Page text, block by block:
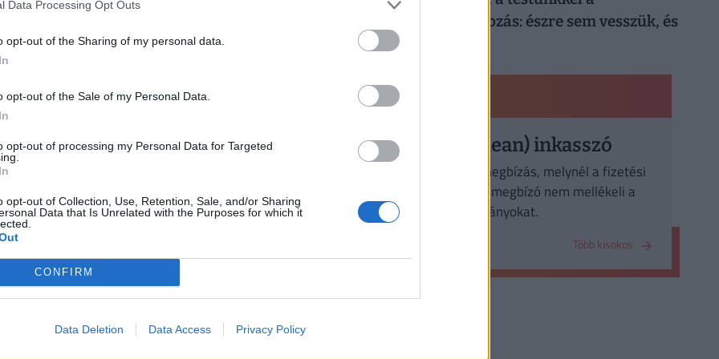
Data Processing Opt Outs
opt-out of the Sharing of my personal data.
opt-out of the Sale of my Personal Data.
opt-out of processing my Personal Data for Targeted
opt-out of Collection, Use, Retention, Sale, and/or Sharing
Data that Is Unrelated with the Purposes for which it
CONFIRM
Data Deletion Data Access Privacy Policy
Gergely: ennyi pénzt kapott az aranyak után
karrierje pénzügyi nehézségeiről, elmondása szerint
ugrani a műkorcsolyázó, de van még ennél
a műkorcsolya-csapatversenyen, és most
norvég sztár Cortinában
a svéd Linn Svahn diadalmaskodott a sífutás
mindennapi mobilozás: észre sem vesszük, és
máris kész a baj
PÉNZÜGYI KISOKOS
Egyszerű (clean) inkasszó
Olyan beszedési megbízás, melynél a fizetési
okmányok mellé a megbízó nem mellékeli a
kereskedelmi okmányokat.
Több kisokos